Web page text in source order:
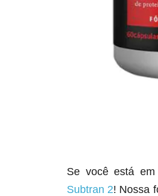
Se você está
Subtran 2! Nossa